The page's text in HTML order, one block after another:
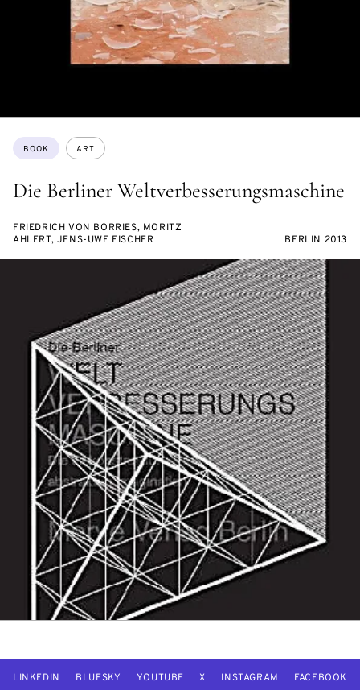
Die Berliner Weltverbesserungsmaschine
Topics:
BOOK ART
FRIEDRICH VON BORRIES, MORITZ
AHLERT, JENS-UWE FISCHER
BERLIN 2013
LINKEDIN BLUESKY YOUTUBE X INSTAGRAM FACEBOOK